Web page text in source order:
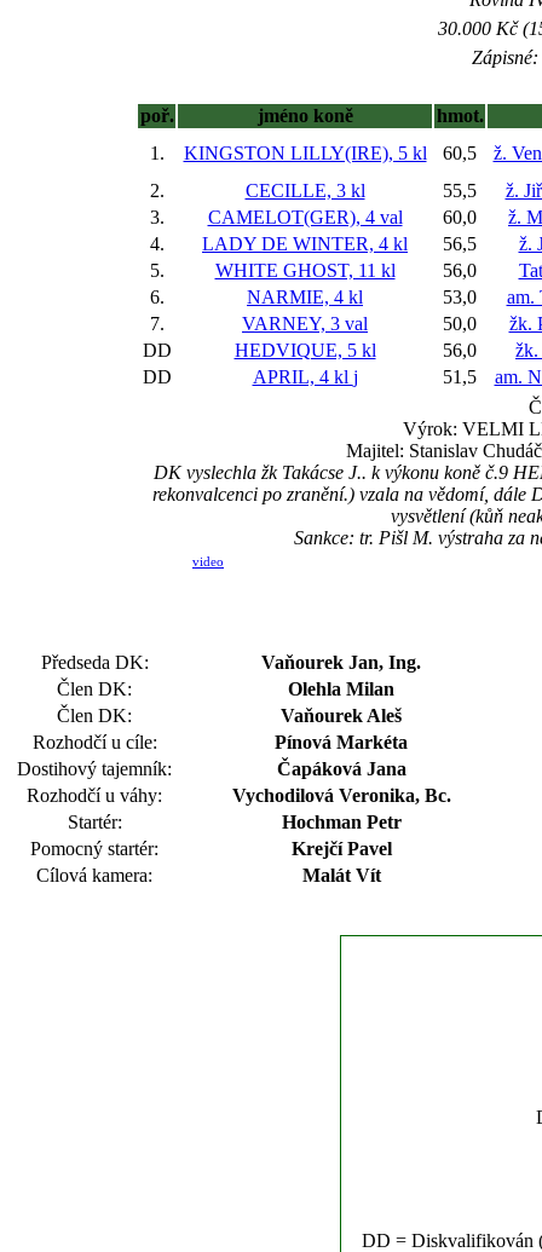
30.000 Kč
poř. jméno koně
hmot.
1.
KINGSTON LILLY(IRE), 5 kl 60,5
ž.
2.
CECILLE, 3 kl 55,5
ž.
3.
CAMELOT(GER), 4 val 60,0
ž.
4.
LADY DE WINTER, 4 kl 56,5
ž.
5.
WHITE GHOST, 11 kl 56,0
6.
NARMIE, 4 kl 53,0
am.
7.
VARNEY, 3 val 50,0
žk.
DD
HEDVIQUE, 5 kl 56,0
žk.
DD
APRIL, 4 kl j 51,5
am.
Výrok: VELMI
Majitel: Stanislav
DK vyslechla žk Takácse J.. k výkonu koně č.9
rekonvalcenci po zranění.) vzala na vědomí, dále
vysvětlení (kůň
Sankce: tr. Pišl M. výstraha za
video
Předseda DK:
Vaňourek Jan, Ing.
Člen DK:
Olehla Milan
Člen DK:
Vaňourek Aleš
Rozhodčí u cíle:
Pínová Markéta
Dostihový tajemník:
Čapáková Jana
Rozhodčí u váhy:
Vychodilová Veronika, Bc.
Startér:
Hochman Petr
Pomocný startér:
Krejčí Pavel
Cílová kamera:
Malát Vít
DD = Diskvalifikován